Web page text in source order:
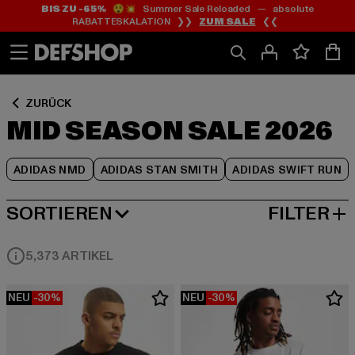
Zum
Inhalt
springen
Zum
Fußzeile
springen
BIS ZU -65%😲💥 Summer Sale Reloaded — absolute
RABATTESKALATION ❯❯ ZUM SALE ❮❮
ZURÜCK
MID SEASON SALE 2026
ADIDAS NMD ADIDAS STAN SMITH ADIDAS SWIFT RUN
Zum
Produktraster
springen
SORTIEREN
BELIEBTESTE FILTER
5,373 ARTIKEL
NEU -30% NEU -30%